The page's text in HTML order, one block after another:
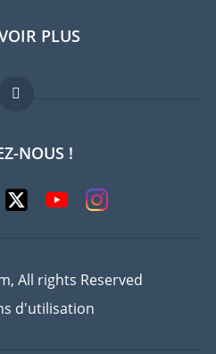
pays
d'emploi
PLUS
FAQ
NOUS !
All rights Reserved
d'utilisation